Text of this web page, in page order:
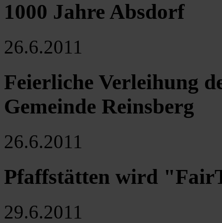
1000 Jahre Absdorf
26.6.2011
Feierliche Verleihung
Gemeinde Reinsberg
26.6.2011
Pfaffstätten wird
29.6.2011